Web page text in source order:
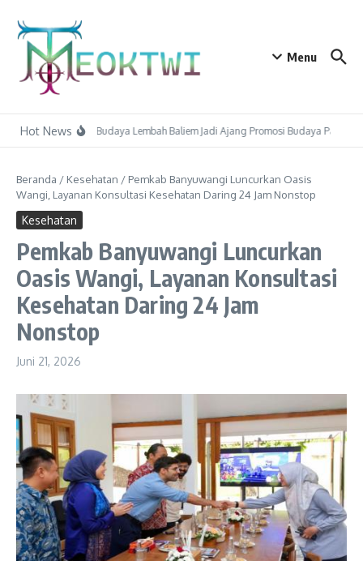
Menu
Hot NewsFestival Budaya Lembah Baliem Jadi Ajang Promosi Budaya Papua
Beranda / Kesehatan / Pemkab Banyuwangi Luncurkan Oasis
Wangi, Layanan Konsultasi Kesehatan Daring 24 Jam Nonstop
Kesehatan
Pemkab Banyuwangi Luncurkan
Oasis Wangi, Layanan Konsultasi
Kesehatan Daring 24 Jam
Nonstop
Juni 21, 2026